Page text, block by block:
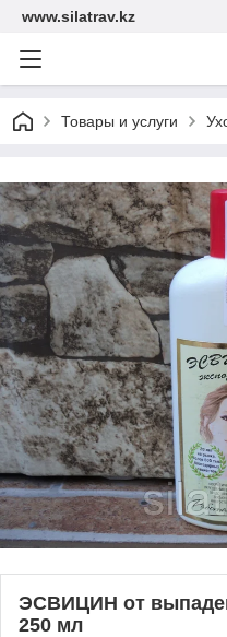
www.silatrav.kz
Товары и услуги
ЭСВИЦИН от
250 мл